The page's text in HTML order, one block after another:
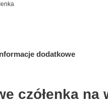
dodatkowe
czółenka na